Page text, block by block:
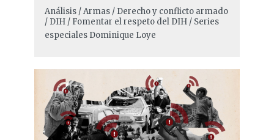
Análisis / Armas / Derecho y conflicto armado
/ DIH / Fomentar el respeto del DIH / Series
especiales Dominique Loye